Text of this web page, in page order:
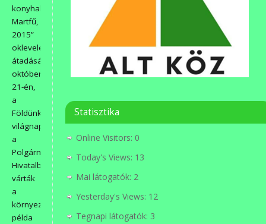
konyhakertek
Martfű,
2015”
oklevelek
átadására
október
21-én,
a
Földünkért
világnapon,
a
Polgármesteri
Hivatalba
várták
a
környezetüket
példa
Statisztika
Online Visitors: 0
Today's Views: 13
Mai látogatók: 2
Yesterday's Views: 12
Tegnapi látogatók: 3